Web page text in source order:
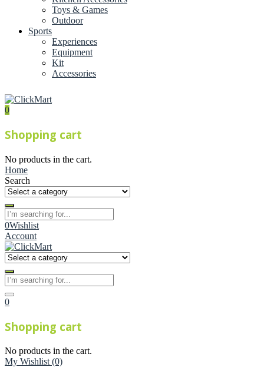
Toys & Games
Outdoor
Sports
Experiences
Equipment
Kit
Accessories
0
Shopping cart
No products in the cart.
Home
Search
0Wishlist
Account
0
Shopping cart
No products in the cart.
My Wishlist (0)